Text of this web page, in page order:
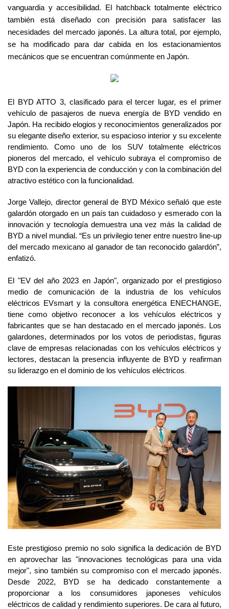
vanguardia y accesibilidad. El hatchback totalmente eléctrico
también está diseñado con precisión para satisfacer las
necesidades del mercado japonés. La altura total, por ejemplo,
se ha modificado para dar cabida en los estacionamientos
mecánicos que se encuentran comúnmente en Japón.
El BYD ATTO 3, clasificado para el tercer lugar, es el primer
vehículo de pasajeros de nueva energía de BYD vendido en
Japón. Ha recibido elogios y reconocimientos generalizados por
su elegante diseño exterior, su espacioso interior y su excelente
rendimiento. Como uno de los SUV totalmente eléctricos
pioneros del mercado, el vehículo subraya el compromiso de
BYD con la experiencia de conducción y con la combinación del
atractivo estético con la funcionalidad.
Jorge Vallejo, director general de BYD México señaló que este
galardón otorgado en un país tan cuidadoso y esmerado con la
innovación y tecnología demuestra una vez más la calidad de
BYD a nivel mundial. “Es un privilegio tener entre nuestro line-up
del mercado mexicano al ganador de tan reconocido galardón”,
enfatizó.
El "EV del año 2023 en Japón", organizado por el prestigioso
medio de comunicación de la industria de los vehículos
eléctricos EVsmart y la consultora energética ENECHANGE,
tiene como objetivo reconocer a los vehículos eléctricos y
fabricantes que se han destacado en el mercado japonés. Los
galardones, determinados por los votos de periodistas, figuras
clave de empresas relacionadas con los vehículos eléctricos y
lectores, destacan la presencia influyente de BYD y reafirman
su liderazgo en el dominio de los vehículos eléctricos.
Este prestigioso premio no solo significa la dedicación de BYD
en aprovechar las "innovaciones tecnológicas para una vida
mejor", sino también su compromiso con el mercado japonés.
Desde 2022, BYD se ha dedicado constantemente a
proporcionar a los consumidores japoneses vehículos
eléctricos de calidad y rendimiento superiores. De cara al futuro,